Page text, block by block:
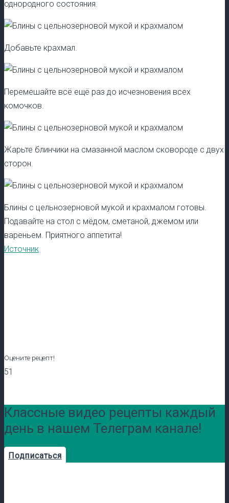
однородного состояния.
Добавьте крахмал.
Перемешайте всё ещё раз до исчезновения всех
комочков.
Жарьте блинчики на смазанной маслом сковороде с двух
сторон.
Блины с цельнозерновой мукой и крахмалом готовы.
Подавайте на стол с мёдом, сметаной, джемом или
вареньем. Приятного аппетита!
Источник
Оцените рецепт!
51
Классные видео рецепты каждый
день в нашем Телеграм канале!
Подписаться